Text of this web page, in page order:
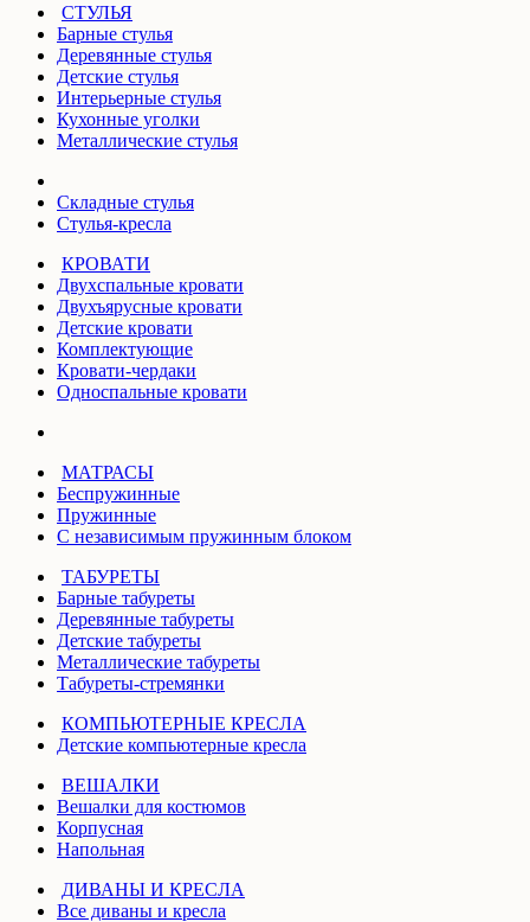
СТУЛЬЯ
Барные стулья
Деревянные стулья
Детские стулья
Интерьерные стулья
Кухонные уголки
Металлические стулья
Складные стулья
Стулья-кресла
КРОВАТИ
Двухспальные кровати
Двухъярусные кровати
Детские кровати
Комплектующие
Кровати-чердаки
Односпальные кровати
МАТРАСЫ
Беспружинные
Пружинные
С независимым пружинным блоком
ТАБУРЕТЫ
Барные табуреты
Деревянные табуреты
Детские табуреты
Металлические табуреты
Табуреты-стремянки
КОМПЬЮТЕРНЫЕ КРЕСЛА
Детские компьютерные кресла
ВЕШАЛКИ
Вешалки для костюмов
Корпусная
Напольная
ДИВАНЫ И КРЕСЛА
Все диваны и кресла